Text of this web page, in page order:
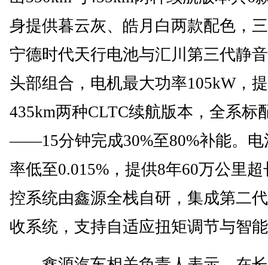
身提供暮云灰、皓月白两款配色，
宁德时代天行电池与汇川第三代静
头部组合，电机最大功率105kW，
435km两种CLTC续航版本，全系标
——15分钟完成30%至80%补能。电
率低至0.015%，提供8年60万公里
控系统由鑫源全栈自研，集成第二
收系统，支持自适应扭矩调节与智